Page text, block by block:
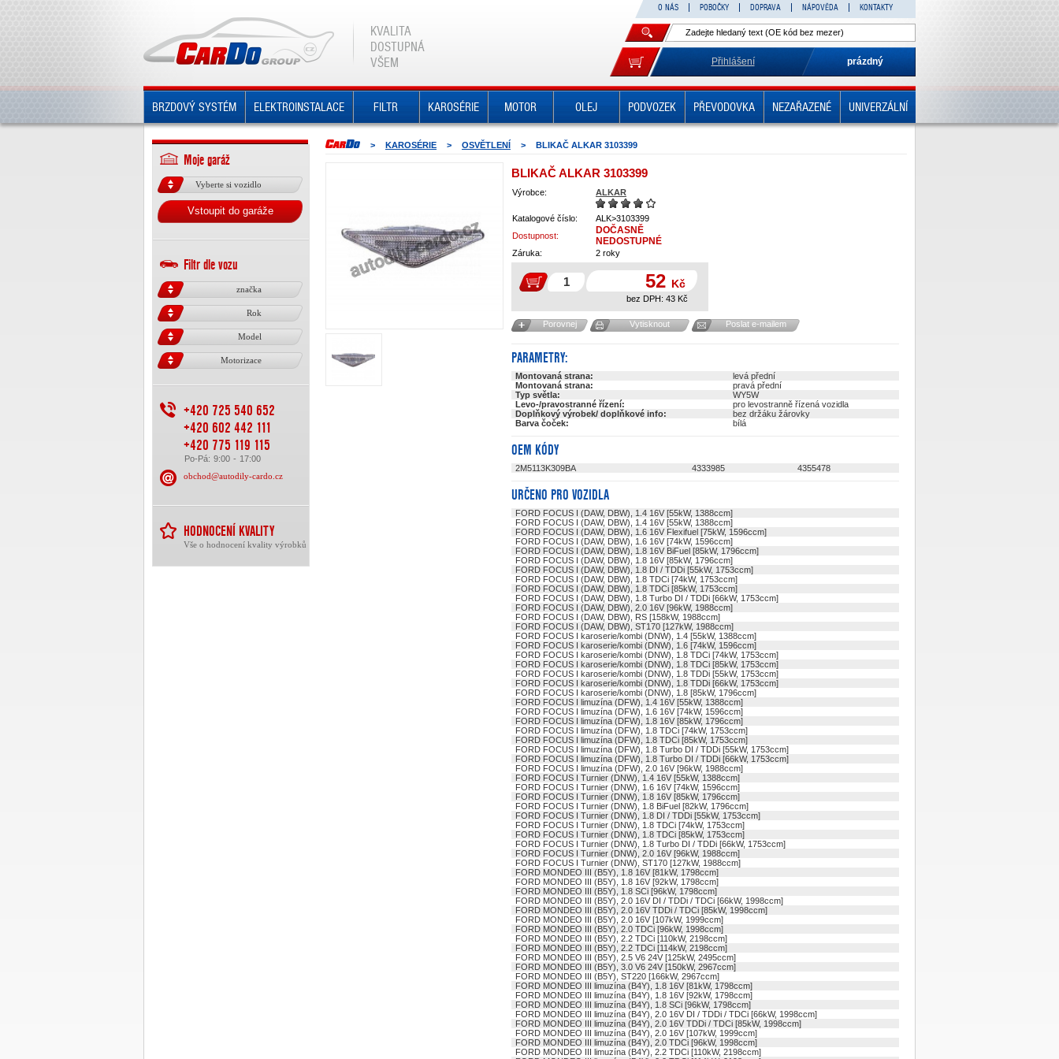
KVALITA
DOSTUPNÁ
VŠEM
O NÁS POBOČKY DOPRAVA NÁPOVĚDA KONTAKTY
Přihlášení prázdný
BRZDOVÝ SYSTÉM ELEKTROINSTALACE FILTR KAROSÉRIE MOTOR OLEJ PODVOZEK PŘEVODOVKA NEZAŘAZENÉ UNIVERZÁLNÍ
> KAROSÉRIE > OSVĚTLENÍ > BLIKAČ ALKAR 3103399
BLIKAČ ALKAR 3103399
Výrobce: ALKAR
Katalogové číslo:
ALK>3103399
Dostupnost:
DOČASNĚ
NEDOSTUPNÉ
Záruka: 2 roky
52 Kč
bez DPH: 43 Kč
Porovnej Vytisknout Poslat e-mailem
PARAMETRY:
Montovaná strana:
levá přední
Montovaná strana:
pravá přední
Typ světla:
WY5W
Levo-/pravostranné řízení:
pro levostranně řízená vozidla
Doplňkový výrobek/ doplňkové info:
bez držáku žárovky
Barva čoček:
bílá
OEM KÓDY
2M5113K309BA 4333985 4355478
URČENO PRO VOZIDLA
FORD FOCUS I (DAW, DBW), 1.4 16V [55kW, 1388ccm]
FORD FOCUS I (DAW, DBW), 1.4 16V [55kW, 1388ccm]
FORD FOCUS I (DAW, DBW), 1.6 16V Flexifuel [75kW, 1596ccm]
FORD FOCUS I (DAW, DBW), 1.6 16V [74kW, 1596ccm]
FORD FOCUS I (DAW, DBW), 1.8 16V BiFuel [85kW, 1796ccm]
FORD FOCUS I (DAW, DBW), 1.8 16V [85kW, 1796ccm]
FORD FOCUS I (DAW, DBW), 1.8 DI / TDDi [55kW, 1753ccm]
FORD FOCUS I (DAW, DBW), 1.8 TDCi [74kW, 1753ccm]
FORD FOCUS I (DAW, DBW), 1.8 TDCi [85kW, 1753ccm]
FORD FOCUS I (DAW, DBW), 1.8 Turbo DI / TDDi [66kW, 1753ccm]
FORD FOCUS I (DAW, DBW), 2.0 16V [96kW, 1988ccm]
FORD FOCUS I (DAW, DBW), RS [158kW, 1988ccm]
FORD FOCUS I (DAW, DBW), ST170 [127kW, 1988ccm]
FORD FOCUS I karoserie/kombi (DNW), 1.4 [55kW, 1388ccm]
FORD FOCUS I karoserie/kombi (DNW), 1.6 [74kW, 1596ccm]
FORD FOCUS I karoserie/kombi (DNW), 1.8 TDCi [74kW, 1753ccm]
FORD FOCUS I karoserie/kombi (DNW), 1.8 TDCi [85kW, 1753ccm]
FORD FOCUS I karoserie/kombi (DNW), 1.8 TDDi [55kW, 1753ccm]
FORD FOCUS I karoserie/kombi (DNW), 1.8 TDDi [66kW, 1753ccm]
FORD FOCUS I karoserie/kombi (DNW), 1.8 [85kW, 1796ccm]
FORD FOCUS I limuzína (DFW), 1.4 16V [55kW, 1388ccm]
FORD FOCUS I limuzína (DFW), 1.6 16V [74kW, 1596ccm]
FORD FOCUS I limuzína (DFW), 1.8 16V [85kW, 1796ccm]
FORD FOCUS I limuzína (DFW), 1.8 TDCi [74kW, 1753ccm]
FORD FOCUS I limuzína (DFW), 1.8 TDCi [85kW, 1753ccm]
FORD FOCUS I limuzína (DFW), 1.8 Turbo DI / TDDi [55kW, 1753ccm]
FORD FOCUS I limuzína (DFW), 1.8 Turbo DI / TDDi [66kW, 1753ccm]
FORD FOCUS I limuzína (DFW), 2.0 16V [96kW, 1988ccm]
FORD FOCUS I Turnier (DNW), 1.4 16V [55kW, 1388ccm]
FORD FOCUS I Turnier (DNW), 1.6 16V [74kW, 1596ccm]
FORD FOCUS I Turnier (DNW), 1.8 16V [85kW, 1796ccm]
FORD FOCUS I Turnier (DNW), 1.8 BiFuel [82kW, 1796ccm]
FORD FOCUS I Turnier (DNW), 1.8 DI / TDDi [55kW, 1753ccm]
FORD FOCUS I Turnier (DNW), 1.8 TDCi [74kW, 1753ccm]
FORD FOCUS I Turnier (DNW), 1.8 TDCi [85kW, 1753ccm]
FORD FOCUS I Turnier (DNW), 1.8 Turbo DI / TDDi [66kW, 1753ccm]
FORD FOCUS I Turnier (DNW), 2.0 16V [96kW, 1988ccm]
FORD FOCUS I Turnier (DNW), ST170 [127kW, 1988ccm]
FORD MONDEO III (B5Y), 1.8 16V [81kW, 1798ccm]
FORD MONDEO III (B5Y), 1.8 16V [92kW, 1798ccm]
FORD MONDEO III (B5Y), 1.8 SCi [96kW, 1798ccm]
FORD MONDEO III (B5Y), 2.0 16V DI / TDDi / TDCi [66kW, 1998ccm]
FORD MONDEO III (B5Y), 2.0 16V TDDi / TDCi [85kW, 1998ccm]
FORD MONDEO III (B5Y), 2.0 16V [107kW, 1999ccm]
FORD MONDEO III (B5Y), 2.0 TDCi [96kW, 1998ccm]
FORD MONDEO III (B5Y), 2.2 TDCi [110kW, 2198ccm]
FORD MONDEO III (B5Y), 2.2 TDCi [114kW, 2198ccm]
FORD MONDEO III (B5Y), 2.5 V6 24V [125kW, 2495ccm]
FORD MONDEO III (B5Y), 3.0 V6 24V [150kW, 2967ccm]
FORD MONDEO III (B5Y), ST220 [166kW, 2967ccm]
FORD MONDEO III limuzína (B4Y), 1.8 16V [81kW, 1798ccm]
FORD MONDEO III limuzína (B4Y), 1.8 16V [92kW, 1798ccm]
FORD MONDEO III limuzína (B4Y), 1.8 SCi [96kW, 1798ccm]
FORD MONDEO III limuzína (B4Y), 2.0 16V DI / TDDi / TDCi [66kW, 1998ccm]
FORD MONDEO III limuzína (B4Y), 2.0 16V TDDi / TDCi [85kW, 1998ccm]
FORD MONDEO III limuzína (B4Y), 2.0 16V [107kW, 1999ccm]
FORD MONDEO III limuzína (B4Y), 2.0 TDCi [96kW, 1998ccm]
FORD MONDEO III limuzína (B4Y), 2.2 TDCi [110kW, 2198ccm]
Moje garáž
Vyberte si vozidlo
Vstoupit do garáže
Filtr dle vozu
značka
Rok
Model
Motorizace
+420 725 540 652
+420 602 442 111
+420 775 119 115
Po-Pá: 9:00 - 17:00
obchod@autodily-cardo.cz
HODNOCENÍ KVALITY
Vše o hodnocení kvality výrobků